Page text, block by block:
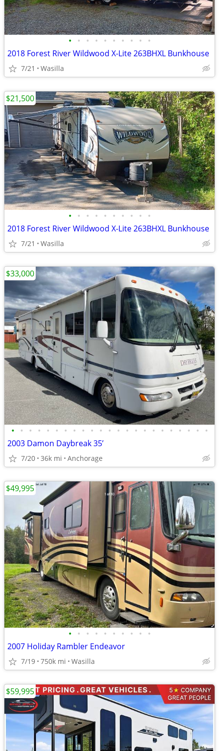
• • • • • • • • • •
2018 Forest River Wildwood X-Lite 263BHXL Bunkhouse
7/21 Wasilla
• • • • • • • • • •
2018 Forest River Wildwood X-Lite 263BHXL Bunkhouse
7/21 Wasilla
$21,500
• • • • • • • • • • • • • • • • • • • • • • •
2003 Damon Daybreak 35’
7/20 36k mi Anchorage
$33,000
• • • • • • • • • •
2007 Holiday Rambler Endeavor
7/19 750k mi Wasilla
$49,995
$59,995